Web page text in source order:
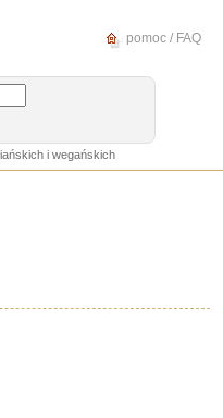
pomoc / FAQ
i wegańskich